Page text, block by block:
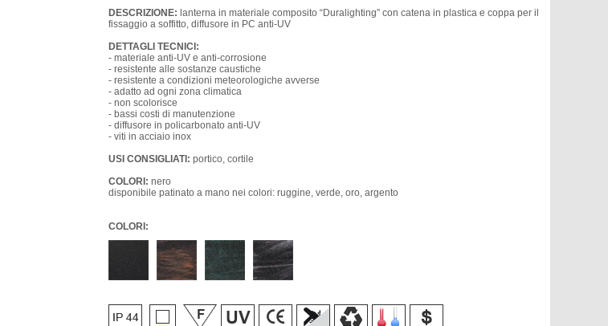
DESCRIZIONE: lanterna in materiale composito “Duralighting” con catena in plastica e coppa per il
fissaggio a soffitto, diffusore in PC anti-UV
DETTAGLI TECNICI:
- materiale anti-UV e anti-corrosione
- resistente alle sostanze caustiche
- resistente a condizioni meteorologiche avverse
- adatto ad ogni zona climatica
- non scolorisce
- bassi costi di manutenzione
- diffusore in policarbonato anti-UV
- viti in acciaio inox
USI CONSIGLIATI: portico, cortile
COLORI: nero
disponibile patinato a mano nei colori: ruggine, verde, oro, argento
COLORI: